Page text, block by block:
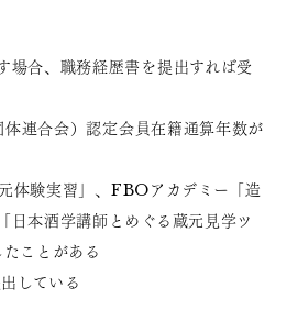
場合、職務経歴書を提出すれば受
連合会）認定会員在籍通算年数が
体験実習」、FBOアカデミー「造
日本酒学講師とめぐる蔵元見学ツ
ことがある
している